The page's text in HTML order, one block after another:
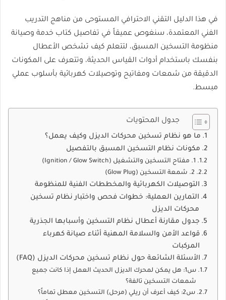
في هذا الدليل التقني الاحترافي المستوحى من مناهج التدريب
الفني المعتمدة، سنغوص عميقاً في تفاصيل كتاب خدمة وصيانة
منظومة التسخين المسبق، لتتعلم كيف تشخص الأعطال
بنفسك باستخدام أدوات القياس الحديثة، وتتعرف على المكونات
الدقيقة من شمعات ومفاتيح وتوصيلات كهربائية بأسلوب عملي
مبسط.
جدول المحتويات
ما هو نظام تسخين محركات الديزل وكيف يعمل؟
مكونات نظام التسخين المسبق بالتفصيل
1. مفتاح التسخين والتشغيل (Ignition / Glow Switch)
2. شمعة التسخين (Glow Plug)
التوصيلات الكهربائية والمخططات الفنية للمنظومة
التمارين العملية: خطوات فحص واختبار نظام تسخين
محركات الديزل
جدول مقارنة أعطال نظام التسخين وأسبابها الجذرية
قواعد الأمن والسلامة المهنية أثناء صيانة كهرباء
المركبات
الأسئلة الشائعة حول نظام تسخين محركات الديزل (FAQ)
س1: هل يمكن لمحرك الديزل الحديث العمل إذا كانت جميع
شمعات التسخين تالفة؟
س2: كيف أعرف أن ريلي (مرحل) التسخين معطل تماماً؟